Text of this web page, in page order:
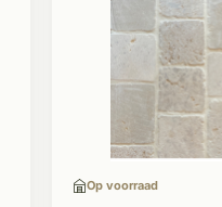
Op voorraad